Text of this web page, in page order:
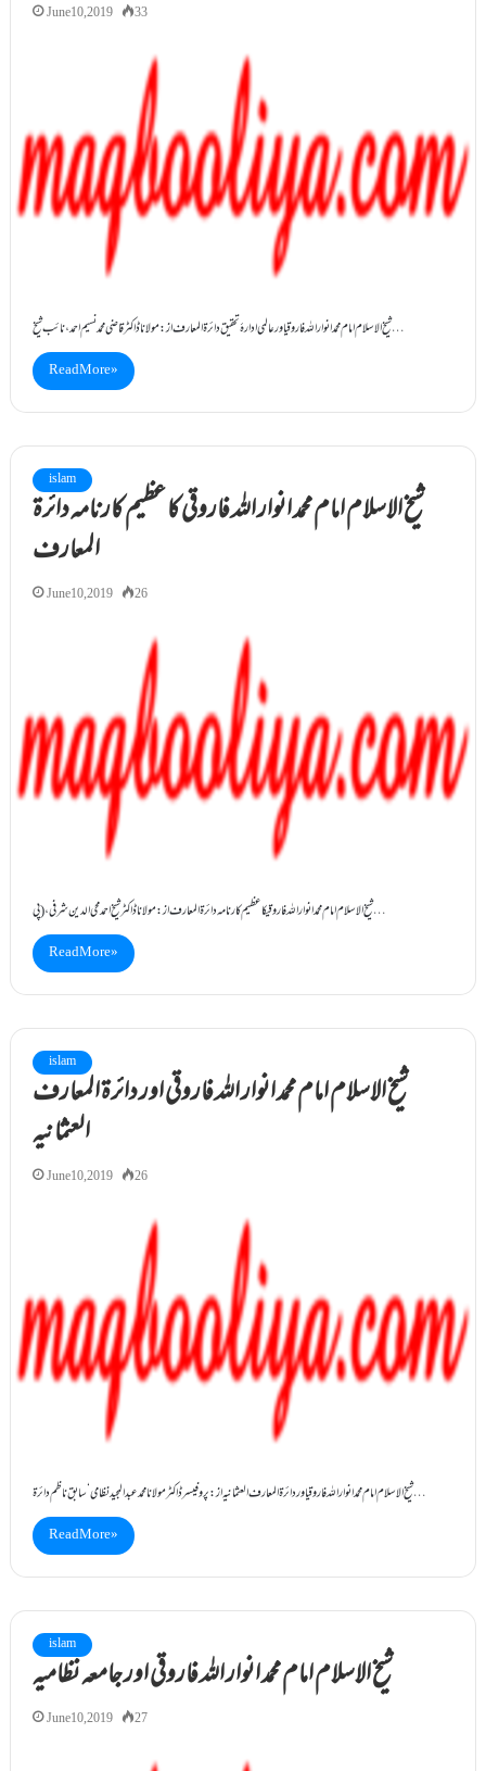
June 10, 2019 33
شیخ الاسلام امام محمد انوار اللہ فاروقیاور عالمی ادارۂ تحقیق دائرۃ المعارف از: مولانا ڈاکٹرقاضی محمد نسیم احمد، نائب شیخ…
Read More »
islam
شیخ الاسلام امام محمد انوار اللہ فاروقی کا عظیم کارنامہ دائرۃ
المعارف
June 10, 2019 26
شیخ الاسلام امام محمد انوار اللہ فاروقیکا عظیم کارنامہ دائرۃ المعارف از: مولانا ڈاکٹر شیخ احمد محی الدین شرفی، (پی…
Read More »
islam
شیخ الاسلام امام محمد انوار اللہ فاروقی اور دائرۃ المعارف
العثمانیہ
June 10, 2019 26
شیخ الاسلام امام محمد انوار اللہ فاروقیاور دائرۃ المعارف العثمانیہ از : پروفیسرڈاکٹر مولانا محمد عبدالمجید نظامی‘ سابق ناظم دائرۃ…
Read More »
islam
شیخ الاسلام امام محمد انوار اللہ فاروقی اور جامعہ نظامیہ
June 10, 2019 27